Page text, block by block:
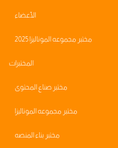
الأعضاء
مختبر مجموعه الموناليزا 2025
المختبرات
مختبر صناع المحتوى
مختبر مجموعه الموناليزا
مختبر بناء المنصه